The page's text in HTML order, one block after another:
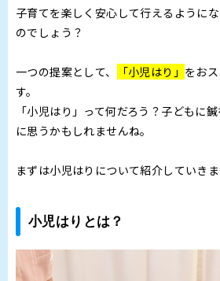
子育てを楽しく安心して行えるように
のでしょう？
一つの提案として、 「小児はり」 をお
す。
「小児はり」って何だろう？子どもに
に思うかもしれませんね。
まずは小児はりについて紹介していきま
小児はりとは？